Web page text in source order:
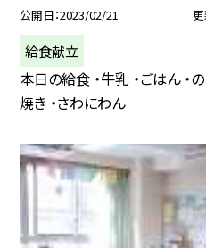
公開日 2023/02/21
給食献立
本日の給食 ・牛乳 ・ごはん ・
焼き ・さわにわん